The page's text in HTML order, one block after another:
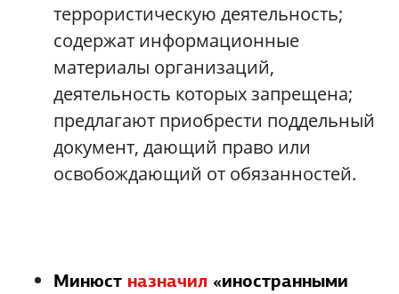
террористическую деятельность;
содержат информационные
материалы организаций,
деятельность которых запрещена;
предлагают приобрести поддельный
документ, дающий право или
освобождающий от обязанностей.
Минюст назначил «иностранными